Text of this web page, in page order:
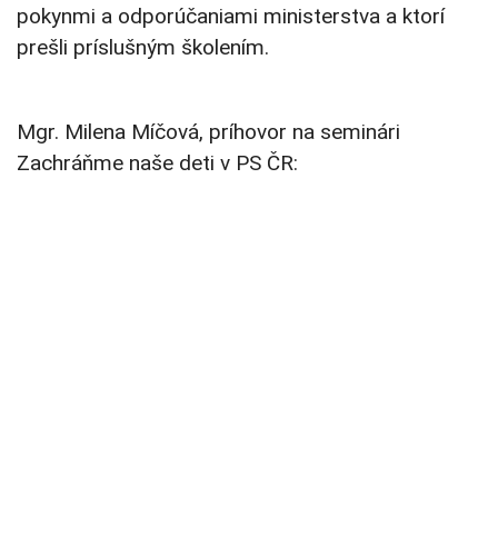
pokynmi a odporúčaniami ministerstva a ktorí
prešli príslušným školením.
Mgr. Milena Míčová, príhovor na seminári
Zachráňme naše deti v PS ČR: